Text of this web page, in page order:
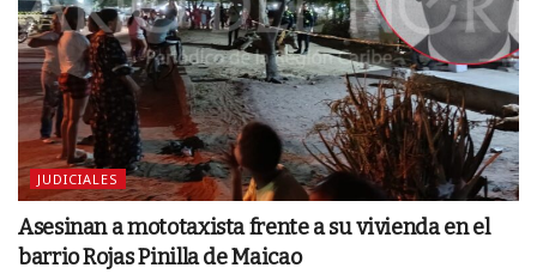
JUDICIALES
Asesinan a mototaxista frente a su vivienda en el
barrio Rojas Pinilla de Maicao